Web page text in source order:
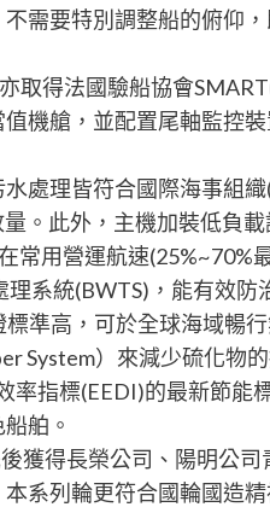
需要特別調整船的俯仰
取得法國驗船協會
機艙，並配置尾軸監控
處理皆符合國際海事組
。此外，主機加裝低負載
常用營運航速(25%~70%
系統(BWTS)，能有效防
準高，可於全球海域暢
System）來減少硫化物
率指標(EEDI)的最新節能
舶。
獲得長榮公司、陽明公
系列輪更符合國輪國造